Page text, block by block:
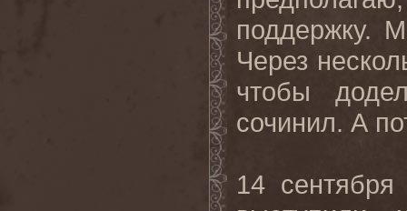
поддержку.
Через
чтобы
сочинил. А
14